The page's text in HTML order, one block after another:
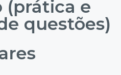
(prática e
questões)